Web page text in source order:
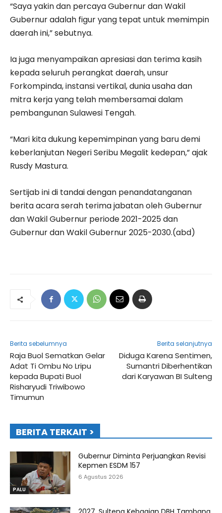
“Saya yakin dan percaya Gubernur dan Wakil
Gubernur adalah figur yang tepat untuk memimpin
daerah ini,” sebutnya.
Ia juga menyampaikan apresiasi dan terima kasih
kepada seluruh perangkat daerah, unsur
Forkompinda, instansi vertikal, dunia usaha dan
mitra kerja yang telah membersamai dalam
pembangunan Sulawesi Tengah.
“Mari kita dukung kepemimpinan yang baru demi
keberlanjutan Negeri Seribu Megalit kedepan,” ajak
Rusdy Mastura.
Sertijab ini di tandai dengan penandatanganan
berita acara serah terima jabatan oleh Gubernur
dan Wakil Gubernur periode 2021-2025 dan
Gubernur dan Wakil Gubernur 2025-2030.(abd)
Berita sebelumnya
Raja Buol Sematkan Gelar
Adat Ti Ombu No Lripu
kepada Bupati Buol
Risharyudi Triwibowo
Timumun
Berita selanjutnya
Diduga Karena Sentimen,
Sumantri Diberhentikan
dari Karyawan BI Sulteng
BERITA TERKAIT >
PALU
Gubernur Diminta Perjuangkan Revisi
Kepmen ESDM 157
6 Agustus 2026